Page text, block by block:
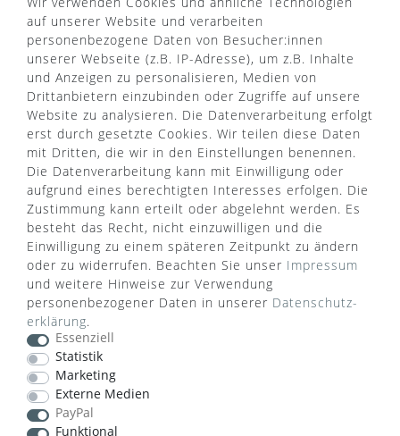
VERSANDART
WUSSTEN SIE SCHON?
Das Käufersiegel des Händlerbunds garantiert Ihnen
100%.-ige Zahlungssicherheit, größtmöglichen
Datenschutz und Geld-zurück-Garantie bei Nicht-
oder Falschlieferung.
auf unserer Website und verarbeiten
personenbezogene Daten von Besucher:innen
unserer Webseite (z.B. IP-Adresse), um z.B. Inhalte
und Anzeigen zu personalisieren, Medien von
Drittanbietern einzubinden oder Zugriffe auf unsere
Website zu analysieren. Die Datenverarbeitung erfolgt
erst durch gesetzte Cookies. Wir teilen diese Daten
mit Dritten, die wir in den Einstellungen benennen.
Die Datenverarbeitung kann mit Einwilligung oder
aufgrund eines berechtigten Interesses erfolgen. Die
Zustimmung kann erteilt oder abgelehnt werden. Es
besteht das Recht, nicht einzuwilligen und die
Einwilligung zu einem späteren Zeitpunkt zu ändern
oder zu widerrufen. Beachten Sie unser Impressum
und weitere Hinweise zur Verwendung
personenbezogener Daten in unserer Daten­schutz­
erklärung.
Essenziell
Statistik
Marketing
Externe Medien
PayPal
Funktional